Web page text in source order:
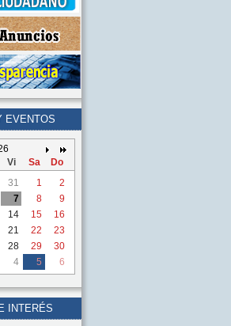
EVENTOS
Vi Sa
Do
31 1
2
7 8
9
14 15
16
21 22
23
28 29
30
4 5 6
INTERÉS